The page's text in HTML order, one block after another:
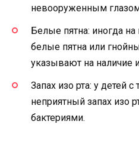
невооруженным
Белые пятна: иногда
белые пятна или
указывают на наличие
Запах изо рта: у детей
неприятный запах изо
бактериями.